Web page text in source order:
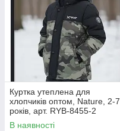
Куртка утеплена для
хлопчиків оптом, Nature, 2-7
років, арт. RYB-8455-2
В наявності